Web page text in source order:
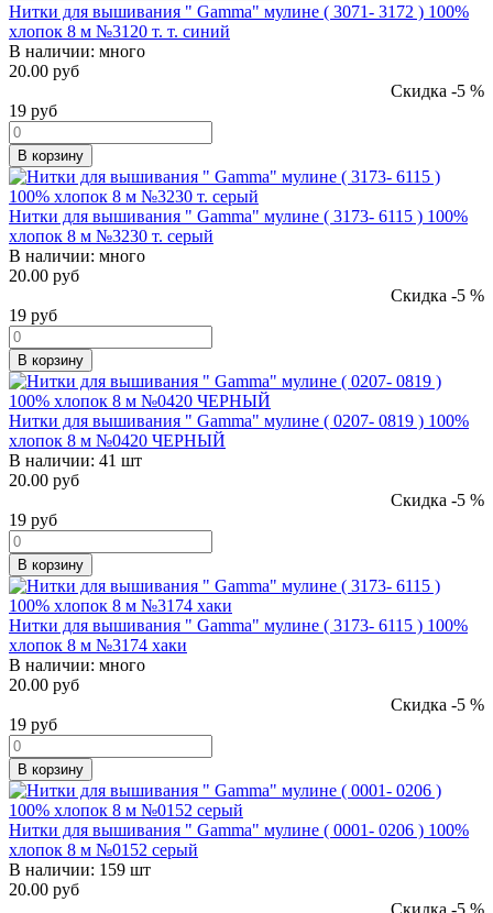
Нитки для вышивания " Gamma" мулине ( 3071- 3172 ) 100%
хлопок 8 м №3120 т. т. синий
В наличии: много
20.00 руб
Скидка -5 %
19 руб
В корзину
Нитки для вышивания " Gamma" мулине ( 3173- 6115 ) 100%
хлопок 8 м №3230 т. серый
В наличии: много
20.00 руб
Скидка -5 %
19 руб
В корзину
Нитки для вышивания " Gamma" мулине ( 0207- 0819 ) 100%
хлопок 8 м №0420 ЧЕРНЫЙ
В наличии: 41 шт
20.00 руб
Скидка -5 %
19 руб
В корзину
Нитки для вышивания " Gamma" мулине ( 3173- 6115 ) 100%
хлопок 8 м №3174 хаки
В наличии: много
20.00 руб
Скидка -5 %
19 руб
В корзину
Нитки для вышивания " Gamma" мулине ( 0001- 0206 ) 100%
хлопок 8 м №0152 серый
В наличии: 159 шт
20.00 руб
Скидка -5 %